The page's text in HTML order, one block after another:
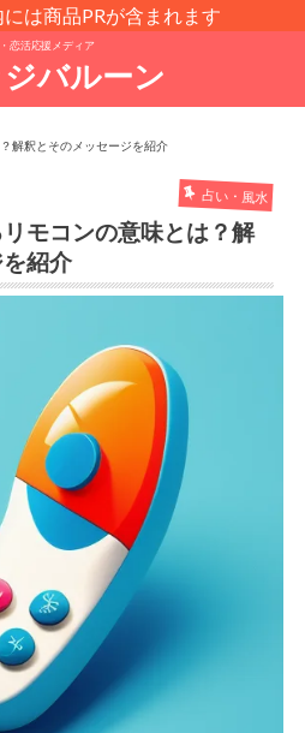
は商品PRが含まれます
恋活応援メディア
バルーン
解釈とそのメッセージを紹介
占い・風水
リモコンの意味とは？解
紹介